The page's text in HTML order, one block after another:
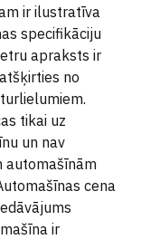
ir ilustratīva
specifikāciju
apraksts ir
no
tikai uz
un nav
automašīnām
cena
ir